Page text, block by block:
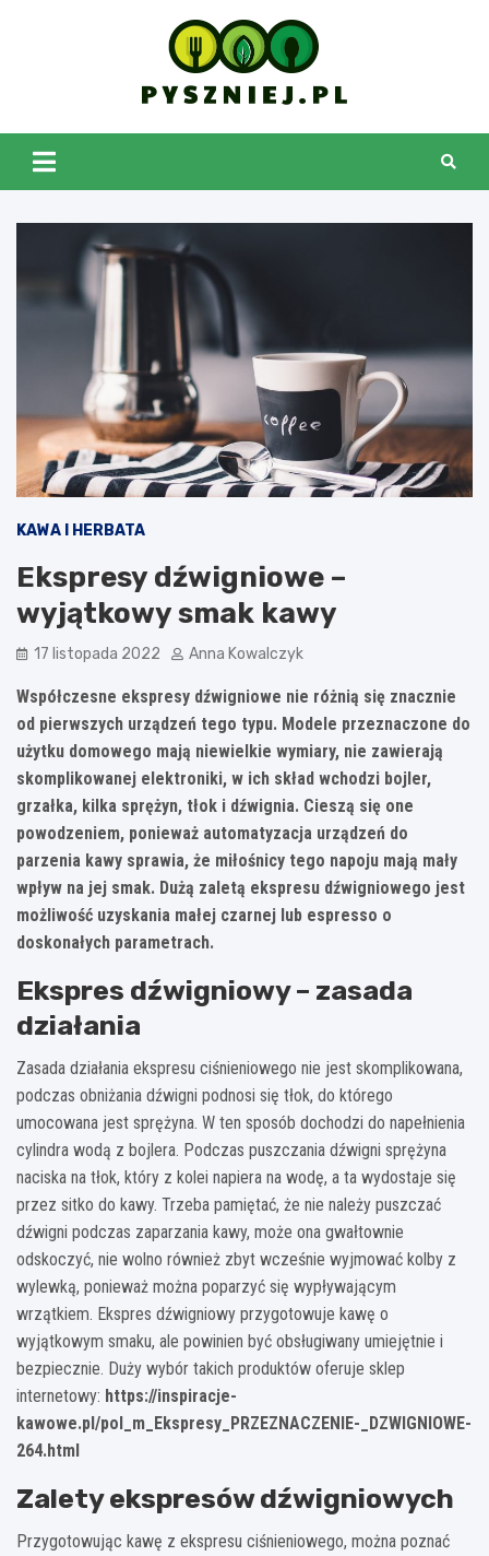
pyszniej.pl
KAWA I HERBATA
Ekspresy dźwigniowe –
wyjątkowy smak kawy
17 listopada 2022 Anna Kowalczyk
Współczesne ekspresy dźwigniowe nie różnią się znacznie
od pierwszych urządzeń tego typu. Modele przeznaczone do
użytku domowego mają niewielkie wymiary, nie zawierają
skomplikowanej elektroniki, w ich skład wchodzi bojler,
grzałka, kilka sprężyn, tłok i dźwignia. Cieszą się one
powodzeniem, ponieważ automatyzacja urządzeń do
parzenia kawy sprawia, że miłośnicy tego napoju mają mały
wpływ na jej smak. Dużą zaletą ekspresu dźwigniowego jest
możliwość uzyskania małej czarnej lub espresso o
doskonałych parametrach.
Ekspres dźwigniowy – zasada
działania
Zasada działania ekspresu ciśnieniowego nie jest skomplikowana,
podczas obniżania dźwigni podnosi się tłok, do którego
umocowana jest sprężyna. W ten sposób dochodzi do napełnienia
cylindra wodą z bojlera. Podczas puszczania dźwigni sprężyna
naciska na tłok, który z kolei napiera na wodę, a ta wydostaje się
przez sitko do kawy. Trzeba pamiętać, że nie należy puszczać
dźwigni podczas zaparzania kawy, może ona gwałtownie
odskoczyć, nie wolno również zbyt wcześnie wyjmować kolby z
wylewką, ponieważ można poparzyć się wypływającym
wrzątkiem. Ekspres dźwigniowy przygotowuje kawę o
wyjątkowym smaku, ale powinien być obsługiwany umiejętnie i
bezpiecznie. Duży wybór takich produktów oferuje sklep
internetowy: https://inspiracje-
kawowe.pl/pol_m_Ekspresy_PRZEZNACZENIE-_DZWIGNIOWE-
264.html
Zalety ekspresów dźwigniowych
Przygotowując kawę z ekspresu ciśnieniowego, można poznać